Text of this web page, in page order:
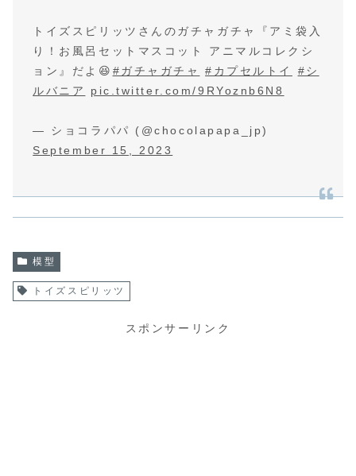
トイズスピリッツさんのガチャガチャ『アミ袋入
り！お風呂セットマスコット アニマルコレクシ
ョン』だよ😆 #ガチャガチャ #カプセルトイ
#シ
ルバニア
pic.twitter.com/9RYoznb6N8
— ショコラパパ (@chocolapapa_jp)
September 15, 2023
模型
トイズスピリッツ
スポンサーリンク